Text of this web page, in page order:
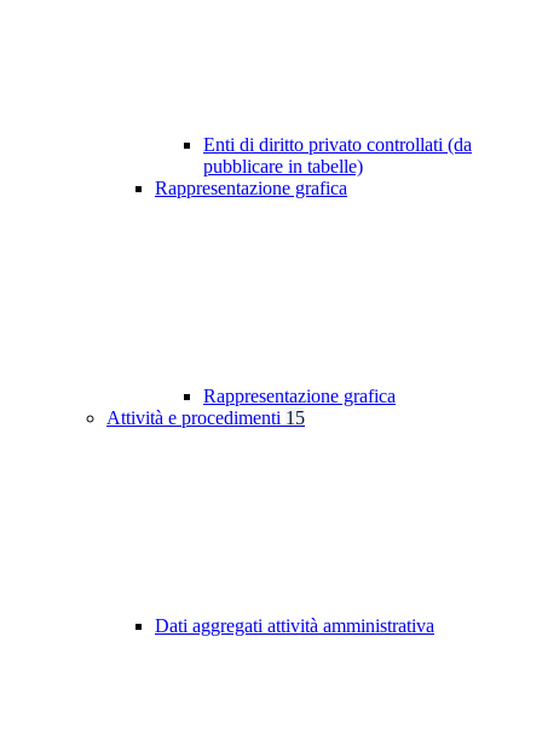
Enti di diritto privato controllati (da
pubblicare in tabelle)
Rappresentazione grafica
Rappresentazione grafica
Attività e procedimenti 15
Dati aggregati attività amministrativa